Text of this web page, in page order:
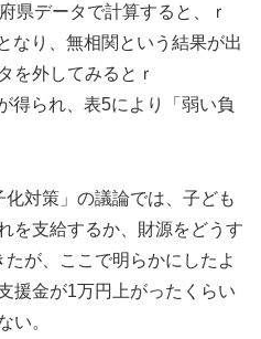
県データで計算すると、ｒ
なり、無相関という結果が出
を外してみるとｒ
得られ、表5により「弱い負
対策」の議論では、子ども
を支給するか、財源をどうす
が、ここで明らかにしたよ
援金が1万円上がったくらい
い。